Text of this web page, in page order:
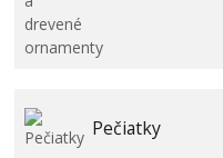
Pečiatky